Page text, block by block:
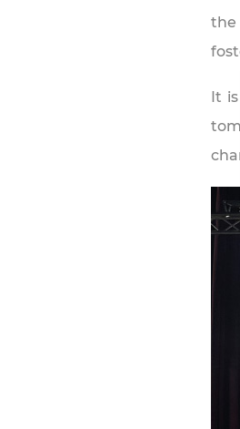
the
It